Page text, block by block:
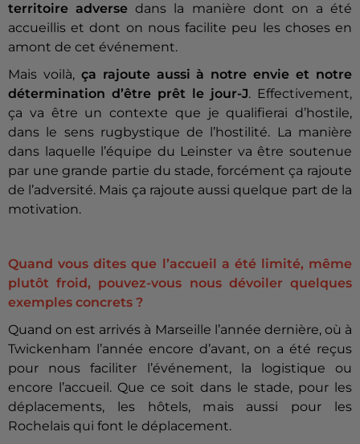
territoire adversedans la manière dont on a été
accueillis et dont on nous facilite peu les choses en
amont de cet événement.
Mais voilà, ça rajoute aussi à notre envie et notre
détermination d’être prêt le jour-J. Effectivement,
ça va être un contexte que je qualifierai d’hostile,
dans le sens rugbystique de l’hostilité. La manière
dans laquelle l’équipe du Leinster va être soutenue
par une grande partie du stade, forcément ça rajoute
de l’adversité. Mais ça rajoute aussi quelque part de la
motivation.
Quand vous dites que l’accueil a été limité, même
plutôt froid, pouvez-vous nous dévoiler quelques
exemples concrets ?
Quand on est arrivés à Marseille l’année dernière, où à
Twickenham l’année encore d’avant, on a été reçus
pour nous faciliter l’événement, la logistique ou
encore l’accueil. Que ce soit dans le stade, pour les
déplacements, les hôtels, mais aussi pour les
Rochelais qui font le déplacement.